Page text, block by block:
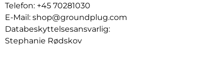
Telefon: +45 70281030
E-Mail: shop@groundplug.com
Databeskyttelsesansvarlig:
Stephanie Rødskov